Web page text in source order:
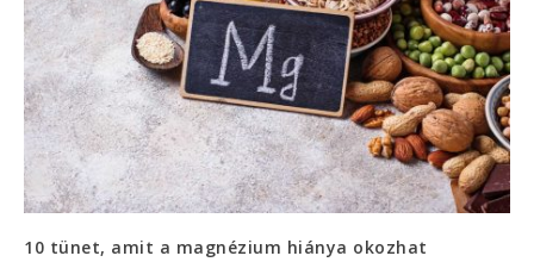
10 tünet, amit a magnézium hiánya okozhat